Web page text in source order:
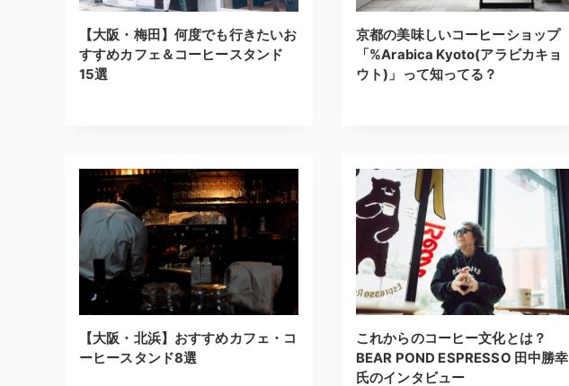
【大阪・梅田】何度でも行きたいお
すすめカフェ＆コーヒースタンド
15選
京都の美味しいコーヒーショップ
「%Arabica Kyoto(アラビカキョ
ウト)」って知ってる？
【大阪・北浜】おすすめカフェ・コ
ーヒースタンド8選
これからのコーヒー文化とは？
BEAR POND ESPRESSO 田中勝幸
氏のインタビュー